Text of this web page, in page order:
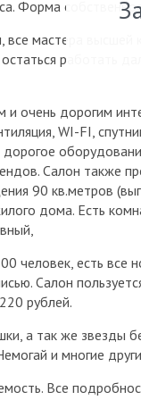
Форма
мастера высшей
работать
и очень дорогим
WI-FI,
Салон также
90 кв.метров
дома. Есть
человек, есть
Салон
рублей.
а так же звезды
и многие
Все